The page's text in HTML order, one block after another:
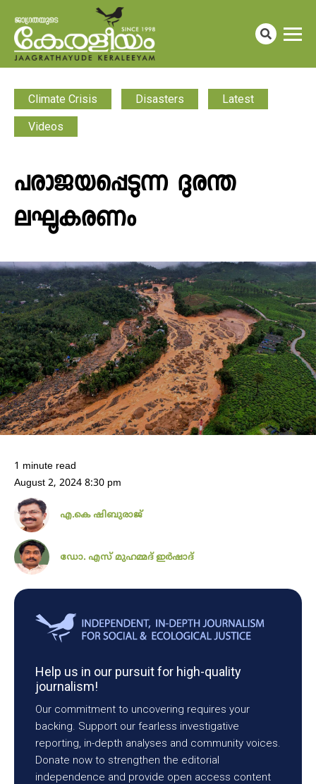
Climate Crisis Disasters Latest
Videos
പരാജയപ്പെടുന്ന ദുരന്ത
ലഘൂകരണം
1 minute read
August 2, 2024 8:30 pm
എ.കെ ഷിബുരാജ്
ഡോ. എസ് മുഹമ്മദ് ഇർഷാദ്
Help us in our pursuit for high-quality
journalism!
Our commitment to uncovering requires your
backing. Support our fearless investigative
reporting, in-depth analyses and community voices.
Donate now to strengthen the editorial
independence and provide open access content